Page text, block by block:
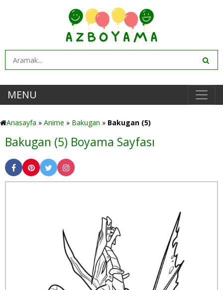
MENU
Anasayfa » Anime » Bakugan » Bakugan (5)
Bakugan (5) Boyama Sayfası